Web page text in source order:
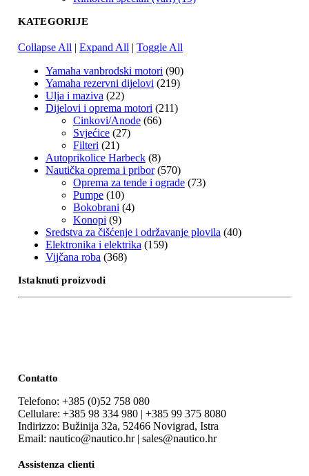
KATEGORIJE
Collapse All | Expand All | Toggle All
Yamaha vanbrodski motori (90)
Yamaha rezervni dijelovi (219)
Ulja i maziva (22)
Dijelovi i oprema motori (211)
Cinkovi/Anode (66)
Svjećice (27)
Filteri (21)
Autoprikolice Harbeck (8)
Nautička oprema i pribor (570)
Oprema za tende i ograde (73)
Pumpe (10)
Bokobrani (4)
Konopi (9)
Sredstva za čišćenje i održavanje plovila (40)
Elektronika i elektrika (159)
Vijčana roba (368)
Istaknuti proizvodi
Contatto
Telefono: +385 (0)52 758 080
Cellulare: +385 98 334 980 | +385 99 375 8080
Indirizzo: Bužinija 32a, 52466 Novigrad, Istra
Email: nautico@nautico.hr | sales@nautico.hr
Assistenza clienti